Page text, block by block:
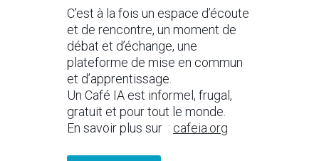
C’est à la fois un espace d’écoute
et de rencontre, un moment de
débat et d’échange, une
plateforme de mise en commun
et d’apprentissage.
Un Café IA est informel, frugal,
gratuit et pour tout le monde.
En savoir plus sur : cafeia.org